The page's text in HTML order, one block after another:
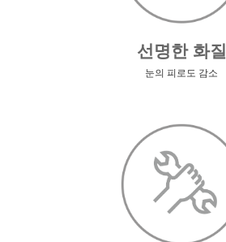
선명한 화질
눈의 피로도 감소